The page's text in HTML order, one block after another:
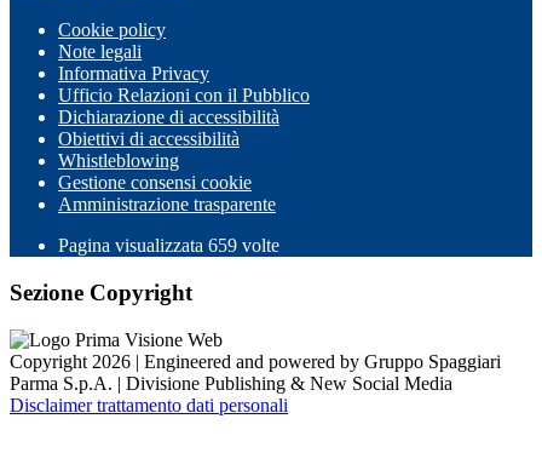
Cookie policy
Note legali
Informativa Privacy
Ufficio Relazioni con il Pubblico
Dichiarazione di accessibilità
Obiettivi di accessibilità
Whistleblowing
Gestione consensi cookie
Amministrazione trasparente
Pagina visualizzata 659 volte
Sezione Copyright
Copyright 2026 | Engineered and powered by Gruppo Spaggiari
Parma S.p.A. | Divisione Publishing & New Social Media
Disclaimer trattamento dati personali